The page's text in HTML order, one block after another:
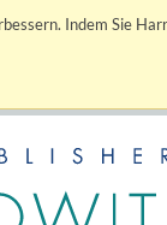
Indem Sie